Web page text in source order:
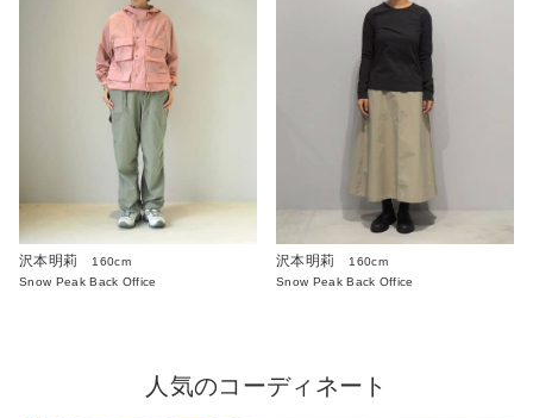
沢本明莉
160cm
Snow Peak Back Office
沢本明莉
160cm
Snow Peak Back Office
人気のコーディネート